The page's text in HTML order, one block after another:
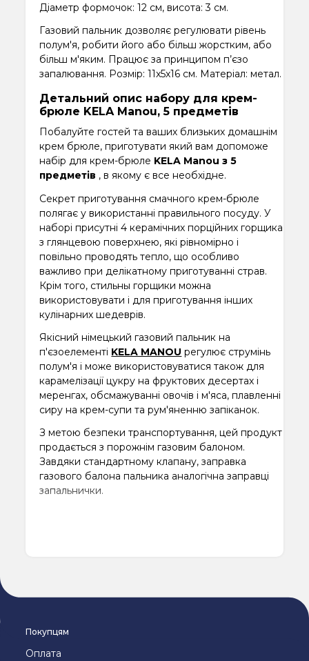
Діаметр формочок: 12 см, висота: 3 см.
Газовий пальник дозволяє регулювати рівень
полум'я, робити його або більш жорстким, або
більш м'яким. Працює за принципом п’єзо
запалювання. Розмір: 11x5x16 см. Матеріал: метал.
Детальний опис набору для крем-
брюле KELA Manou, 5 предметів
Побалуйте гостей та ваших близьких домашнім
крем брюле, приготувати який вам допоможе
набір для крем-брюле KELA Manou з 5
предметів , в якому є все необхідне.
Секрет приготування смачного крем-брюле
полягає у використанні правильного посуду. У
наборі присутні 4 керамічних порційних горщика
з глянцевою поверхнею, які рівномірно і
повільно проводять тепло, що особливо
важливо при делікатному приготуванні страв.
Крім того, стильны горщики можна
використовувати і для приготування інших
кулінарних шедеврів.
Якісний німецький газовий пальник на
п'єзоелементі KELA MANOU регулює струмінь
полум'я і може використовуватися також для
карамелізації цукру на фруктових десертах і
меренгах, обсмажуванні овочів і м'яса, плавленні
сиру на крем-супи та рум'яненню запіканок.
З метою безпеки транспортування, цей продукт
продається з порожнім газовим балоном.
Завдяки стандартному клапану, заправка
газового балона пальника аналогічна заправці
запальнички.
Покупцям
Оплата